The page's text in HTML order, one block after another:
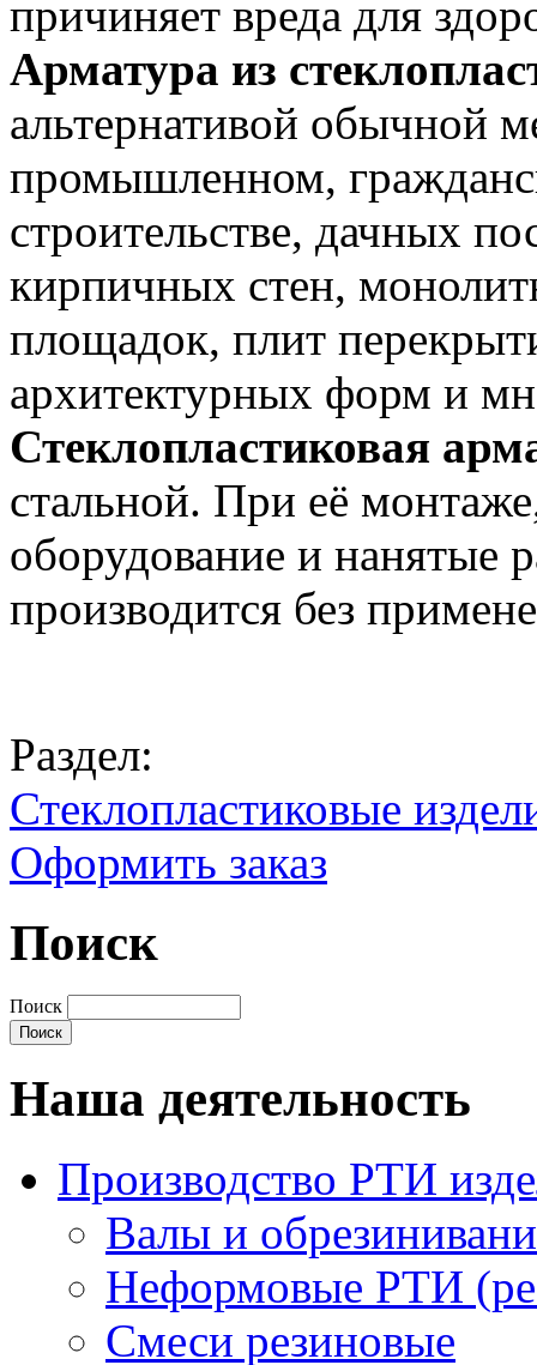
причиняет вреда для
Арматура из
альтернативой обычной
промышленном,
строительстве, дачных
кирпичных стен,
площадок, плит
архитектурных форм и
Стеклопластиковая
стальной. При её
оборудование и нанятые
производится без
Раздел:
Стеклопластиковые
Оформить заказ
Поиск
Поиск
Наша деятельность
Производство РТИ
Валы и
Неформовые РТИ
Смеси резиновые